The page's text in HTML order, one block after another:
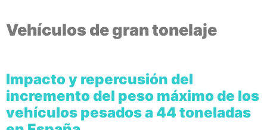
Vehículos de gran tonelaje
Impacto y repercusión del
incremento del peso máximo de los
vehículos pesados a 44 toneladas